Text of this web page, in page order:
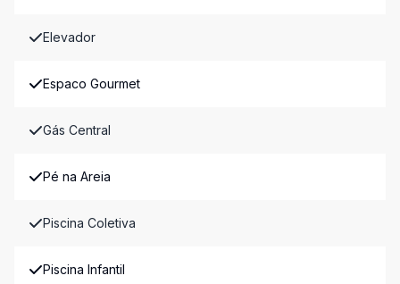
Elevador
Espaco Gourmet
Gás Central
Pé na Areia
Piscina Coletiva
Piscina Infantil